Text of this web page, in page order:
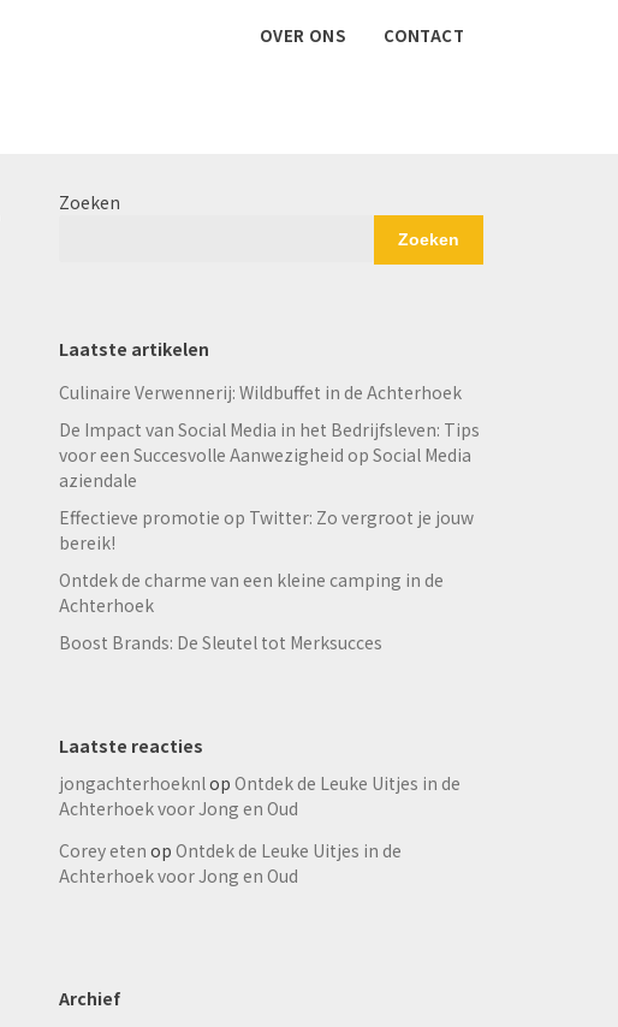
OVER ONS CONTACT
Zoeken
Zoeken
Laatste artikelen
Culinaire Verwennerij: Wildbuffet in de Achterhoek
De Impact van Social Media in het Bedrijfsleven: Tips
voor een Succesvolle Aanwezigheid op Social Media
aziendale
Effectieve promotie op Twitter: Zo vergroot je jouw
bereik!
Ontdek de charme van een kleine camping in de
Achterhoek
Boost Brands: De Sleutel tot Merksucces
Laatste reacties
jongachterhoeknlop Ontdek de Leuke Uitjes in de
Achterhoek voor Jong en Oud
Corey eten op Ontdek de Leuke Uitjes in de
Achterhoek voor Jong en Oud
Archief